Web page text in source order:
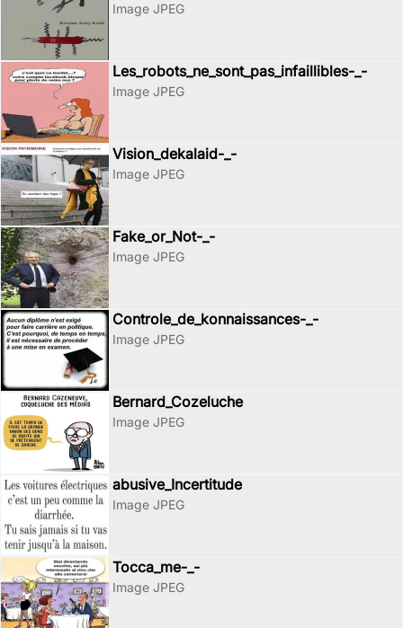
Image JPEG
Les_robots_ne_sont_pas_infaillibles-_-
Image JPEG
Vision_dekalaid-_-
Image JPEG
Fake_or_Not-_-
Image JPEG
Controle_de_konnaissances-_-
Image JPEG
Bernard_Cozeluche
Image JPEG
abusive_Incertitude
Image JPEG
Tocca_me-_-
Image JPEG